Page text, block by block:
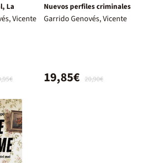
La
Vicente
Nuevos perfiles criminales
Garrido Genovés, Vicente
20,90€
19,85€